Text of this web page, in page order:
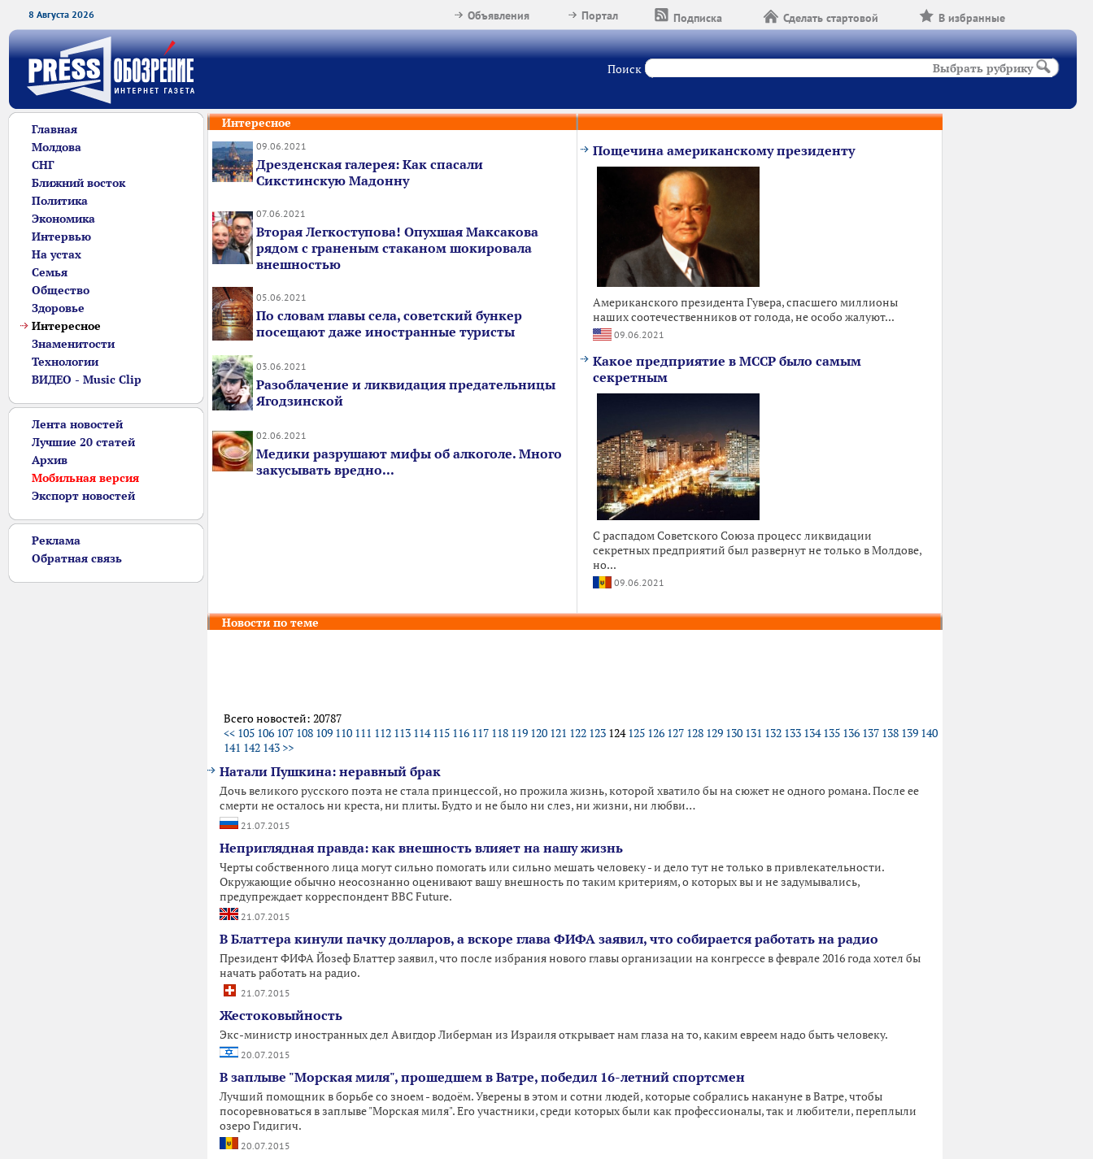
8 Августа 2026 В избранные
Сделать стартовой
Подписка
Портал
Объявления
Поиск Выбрать рубрику
Главная
Молдова
СНГ
Ближний восток
Политика
Экономика
Интервью
На устах
Семья
Общество
Здоровье
Интересное
Знаменитости
Технологии
ВИДЕО - Music Clip
Лента новостей
Лучшие 20 статей
Архив
Мобильная версия
Экспорт новостей
Реклама
Обратная связь
Интересное
09.06.2021
Дрезденская галерея: Как спасали
Сикстинскую Мадонну
07.06.2021
Вторая Легкоступова! Опухшая Максакова
рядом с граненым стаканом шокировала
внешностью
05.06.2021
По словам главы села, советский бункер
посещают даже иностранные туристы
03.06.2021
Разоблачение и ликвидация предательницы
Ягодзинской
02.06.2021
Медики разрушают мифы об алкоголе. Много
закусывать вредно...
Пощечина американскому президенту
Американского президента Гувера, спасшего миллионы
наших соотечественников от голода, не особо жалуют...
09.06.2021
Какое предприятие в МССР было самым
секретным
С распадом Советского Союза процесс ликвидации
секретных предприятий был развернут не только в Молдове,
но...
09.06.2021
Новости по теме
Всего новостей: 20787
<< 105 106 107 108 109 110 111 112 113 114 115 116 117 118 119 120 121 122 123 124125 126 127 128 129 130 131 132 133 134 135 136 137 138 139 140
141 142 143 >>
Натали Пушкина: неравный брак
Дочь великого русского поэта не стала принцессой, но прожила жизнь, которой хватило бы на сюжет не одного романа. После ее
смерти не осталось ни креста, ни плиты. Будто и не было ни слез, ни жизни, ни любви…
21.07.2015
Неприглядная правда: как внешность влияет на нашу жизнь
Черты собственного лица могут сильно помогать или сильно мешать человеку - и дело тут не только в привлекательности.
Окружающие обычно неосознанно оценивают вашу внешность по таким критериям, о которых вы и не задумывались,
предупреждает корреспондент BBC Future.
21.07.2015
В Блаттера кинули пачку долларов, а вскоре глава ФИФА заявил, что собирается работать на радио
Президент ФИФА Йозеф Блаттер заявил, что после избрания нового главы организации на конгрессе в феврале 2016 года хотел бы
начать работать на радио.
21.07.2015
Жестоковыйность
Экс-министр иностранных дел Авигдор Либерман из Израиля открывает нам глаза на то, каким евреем надо быть человеку.
20.07.2015
В заплыве "Морская миля", прошедшем в Ватре, победил 16-летний спортсмен
Лучший помощник в борьбе со зноем - водоём. Уверены в этом и сотни людей, которые собрались накануне в Ватре, чтобы
посоревноваться в заплыве "Морская миля". Его участники, среди которых были как профессионалы, так и любители, переплыли
озеро Гидигич.
20.07.2015